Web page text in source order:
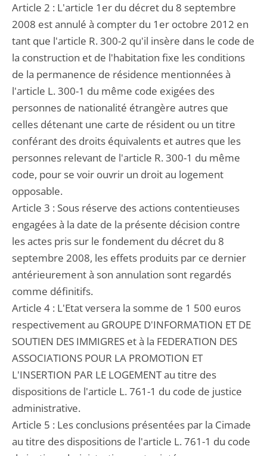
Article 2 : L'article 1er du décret du 8 septembre
2008 est annulé à compter du 1er octobre 2012 en
tant que l'article R. 300-2 qu'il insère dans le code de
la construction et de l'habitation fixe les conditions
de la permanence de résidence mentionnées à
l'article L. 300-1 du même code exigées des
personnes de nationalité étrangère autres que
celles détenant une carte de résident ou un titre
conférant des droits équivalents et autres que les
personnes relevant de l'article R. 300-1 du même
code, pour se voir ouvrir un droit au logement
opposable.
Article 3 : Sous réserve des actions contentieuses
engagées à la date de la présente décision contre
les actes pris sur le fondement du décret du 8
septembre 2008, les effets produits par ce dernier
antérieurement à son annulation sont regardés
comme définitifs.
Article 4 : L'Etat versera la somme de 1 500 euros
respectivement au GROUPE D'INFORMATION ET DE
SOUTIEN DES IMMIGRES et à la FEDERATION DES
ASSOCIATIONS POUR LA PROMOTION ET
L'INSERTION PAR LE LOGEMENT au titre des
dispositions de l'article L. 761-1 du code de justice
administrative.
Article 5 : Les conclusions présentées par la Cimade
au titre des dispositions de l'article L. 761-1 du code